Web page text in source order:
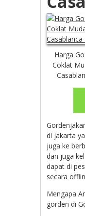
Harga
Coklat
di jakarta
juga ke
dan juga
dapat di
secara
Mengapa
gorden di